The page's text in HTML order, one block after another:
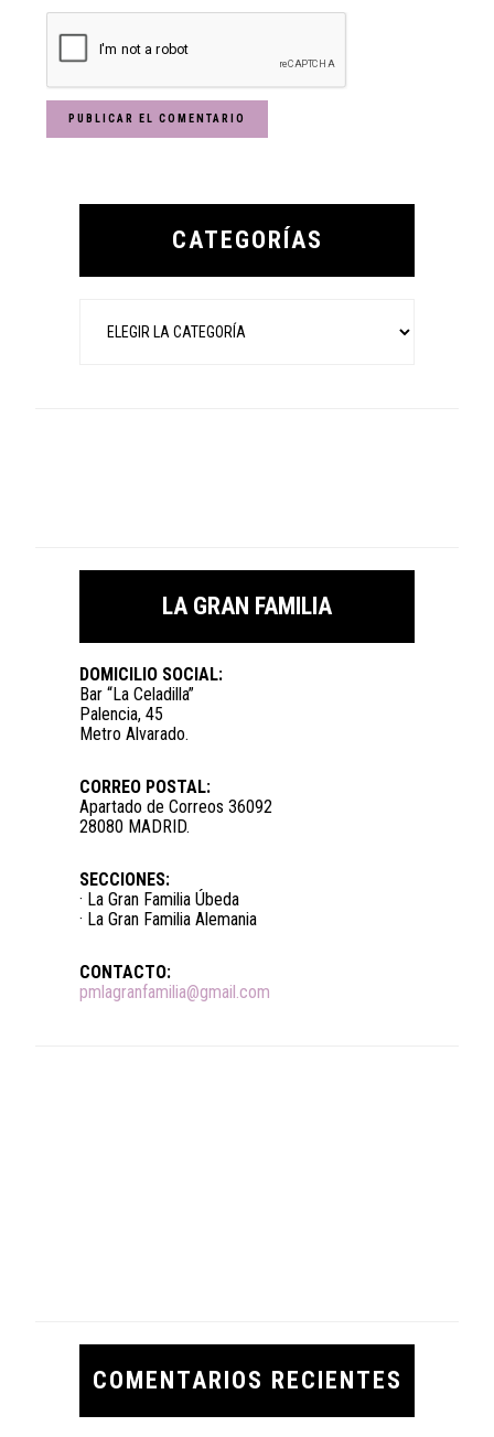
Primary
CATEGORÍAS
LA GRAN FAMILIA
DOMICILIO SOCIAL:
Bar “La Celadilla”
Palencia, 45
Metro Alvarado.
CORREO POSTAL:
Apartado de Correos 36092
28080 MADRID.
SECCIONES:
· La Gran Familia Úbeda
· La Gran Familia Alemania
CONTACTO:
pmlagranfamilia@gmail.com
COMENTARIOS RECIENTES